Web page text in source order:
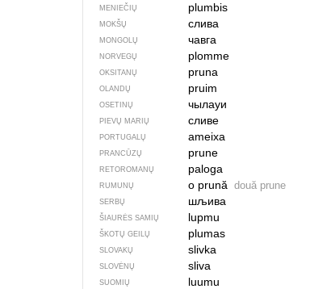
MENIEČIŲ plumbis
MOKŠŲ слива
MONGOLŲ чавга
NORVEGŲ plomme
OKSITANŲ pruna
OLANDŲ pruim
OSETINŲ чылауи
PIEVŲ MARIŲ сливе
PORTUGALŲ ameixa
PRANCŪZŲ prune
RETOROMANŲ paloga
RUMUNŲ o prună două prune
SERBŲ шљива
ŠIAURĖS SAMIŲ lupmu
ŠKOTŲ GEILŲ plumas
SLOVAKŲ slivka
SLOVĖNŲ sliva
SUOMIŲ luumu